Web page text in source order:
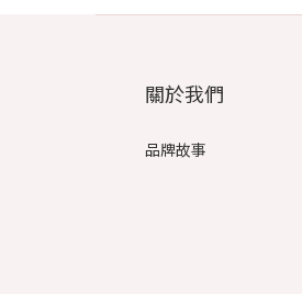
關於我們
品牌故事